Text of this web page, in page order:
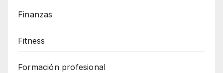
Finanzas
Fitness
Formación profesional